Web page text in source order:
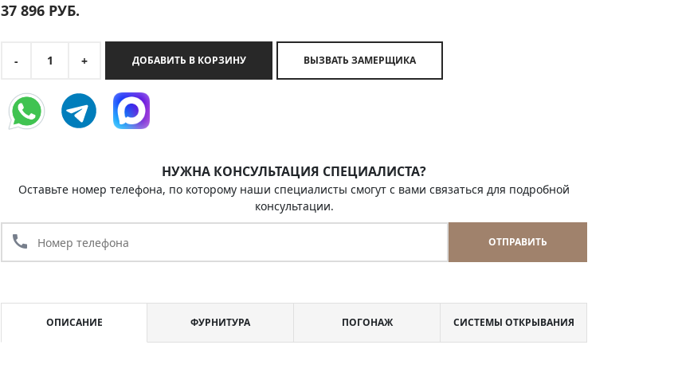
37 896 РУБ.
- 1 + ДОБАВИТЬ В КОРЗИНУ ВЫЗВАТЬ ЗАМЕРЩИКА
НУЖНА КОНСУЛЬТАЦИЯ СПЕЦИАЛИСТА?
Оставьте номер телефона, по которому наши специалисты смогут с вами связаться для подробной
консультации.
call ОТПРАВИТЬ
ОПИСАНИЕ ФУРНИТУРА ПОГОНАЖ СИСТЕМЫ ОТКРЫВАНИЯ